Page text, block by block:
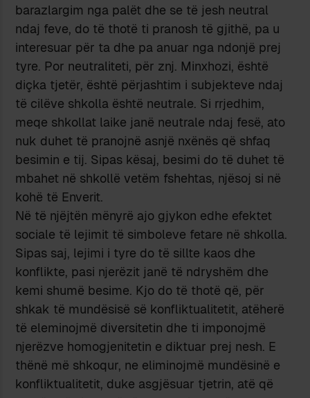
barazlargim nga palët dhe se të jesh neutral
ndaj feve, do të thotë ti pranosh të gjithë, pa u
interesuar për ta dhe pa anuar nga ndonjë prej
tyre. Por neutraliteti, për znj. Minxhozi, është
diçka tjetër, është përjashtim i subjekteve ndaj
të cilëve shkolla është neutrale. Si rrjedhim,
meqe shkollat laike janë neutrale ndaj fesë, ato
nuk duhet të pranojnë asnjë nxënës që shfaq
besimin e tij. Sipas kësaj, besimi do të duhet të
mbahet në shkollë vetëm fshehtas, njësoj si në
kohë të Enverit.
Në të njëjtën mënyrë ajo gjykon edhe efektet
sociale të lejimit të simboleve fetare në shkolla.
Sipas saj, lejimi i tyre do të sillte kaos dhe
konflikte, pasi njerëzit janë të ndryshëm dhe
kemi shumë besime. Kjo do të thotë që, për
shkak të mundësisë së konfliktualitetit, atëherë
të eleminojmë diversitetin dhe ti imponojmë
njerëzve homogjenitetin e diktuar prej nesh. E
thënë më shkoqur, ne eliminojmë mundësinë e
konfliktualitetit, duke asgjësuar tjetrin, atë që